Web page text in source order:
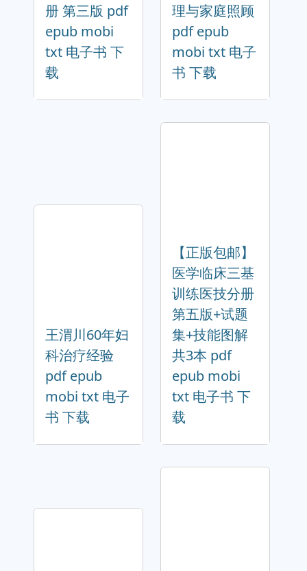
册 第三版 pdf
epub mobi
txt 电子书 下
载
理与家庭照顾
pdf epub
mobi txt 电子
书 下载
王渭川60年妇
科治疗经验
pdf epub
mobi txt 电子
书 下载
【正版包邮】
医学临床三基
训练医技分册
第五版+试题
集+技能图解
共3本 pdf
epub mobi
txt 电子书 下
载